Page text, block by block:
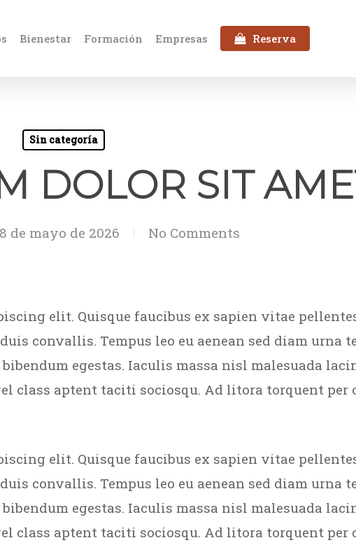
Bienestar Formación Empresas Reserva
Sin categoría
DOLOR SIT
de mayo de 2026 No Comments
elit. Quisque faucibus ex sapien vitae
convallis. Tempus leo eu aenean sed diam urna
egestas. Iaculis massa nisl malesuada
class aptent taciti sociosqu. Ad litora torquent per
elit. Quisque faucibus ex sapien vitae
convallis. Tempus leo eu aenean sed diam urna
egestas. Iaculis massa nisl malesuada
class aptent taciti sociosqu. Ad litora torquent per